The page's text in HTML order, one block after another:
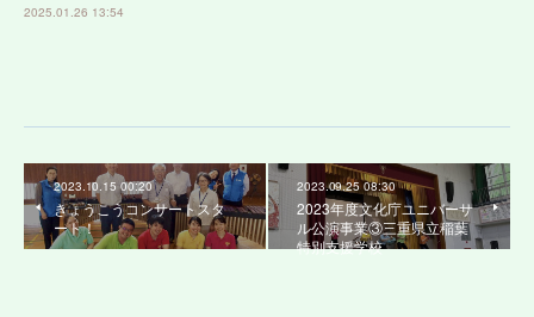
2025.01.26 13:54
2023.10.15 00:20
きょうこうコンサートスタ
ート！
2023.09.25 08:30
2023年度文化庁ユニバーサ
ル公演事業③三重県立稲葉
特別支援学校